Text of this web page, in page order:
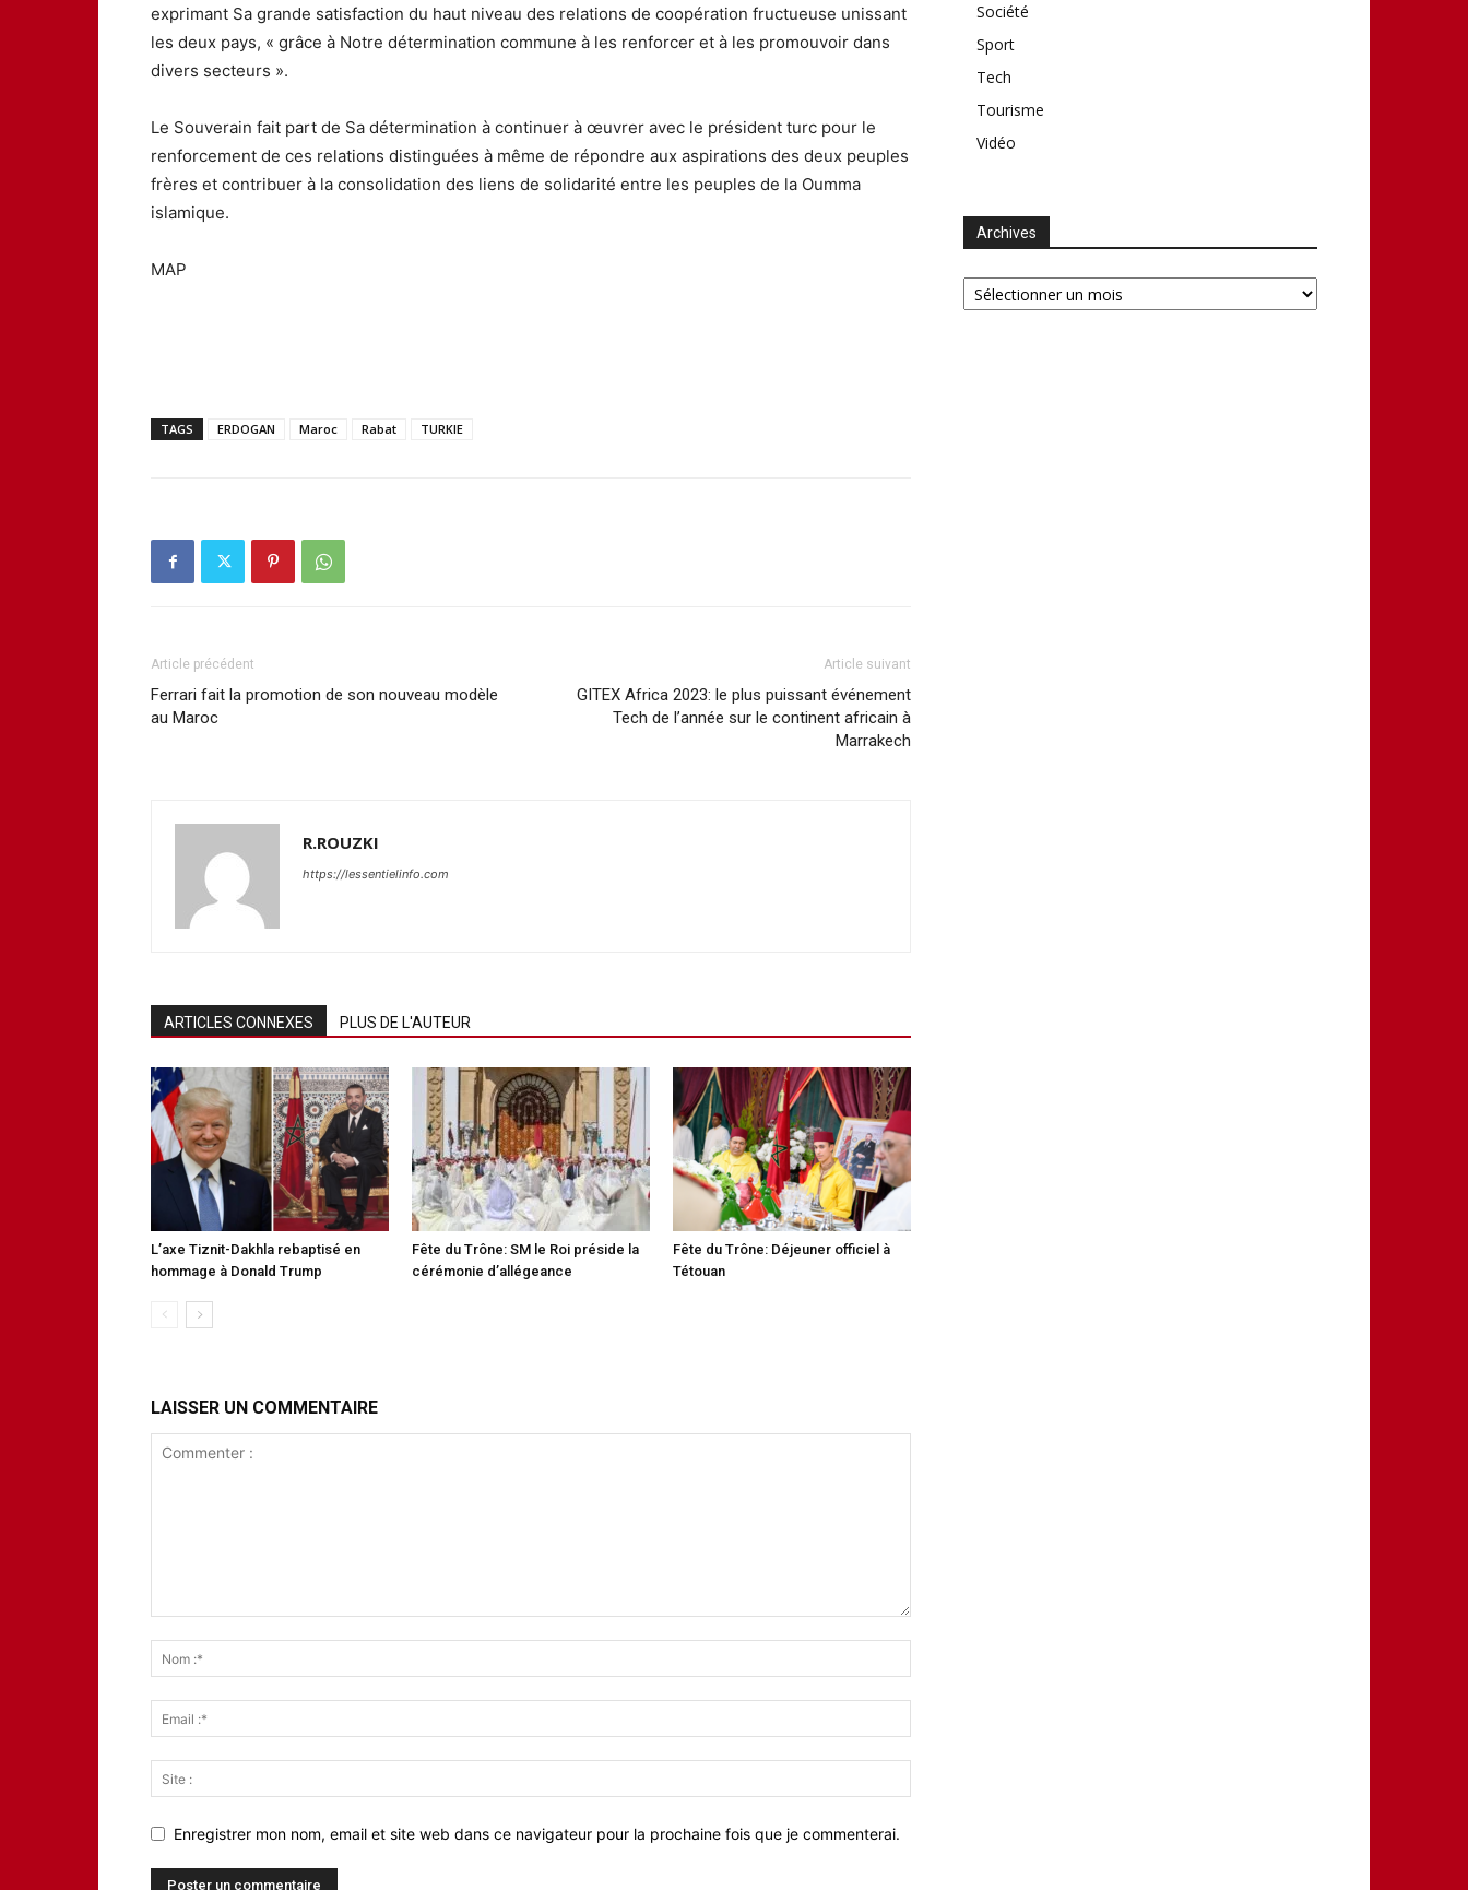
exprimant Sa grande satisfaction du haut niveau des relations de coopération fructueuse unissant
les deux pays, « grâce à Notre détermination commune à les renforcer et à les promouvoir dans
divers secteurs ».
Le Souverain fait part de Sa détermination à continuer à œuvrer avec le président turc pour le
renforcement de ces relations distinguées à même de répondre aux aspirations des deux peuples
frères et contribuer à la consolidation des liens de solidarité entre les peuples de la Oumma
islamique.
MAP
TAGS ERDOGAN Maroc Rabat TURKIE
Article précédent
Ferrari fait la promotion de son nouveau modèle
au Maroc
Article suivant
GITEX Africa 2023: le plus puissant événement
Tech de l’année sur le continent africain à
Marrakech
R.ROUZKI
https://lessentielinfo.com
ARTICLES CONNEXES PLUS DE L'AUTEUR
L’axe Tiznit-Dakhla rebaptisé en
hommage à Donald Trump
Fête du Trône: SM le Roi préside la
cérémonie d’allégeance
Fête du Trône: Déjeuner officiel à
Tétouan
LAISSER UN COMMENTAIRE
Enregistrer mon nom, email et site web dans ce navigateur pour la prochaine fois que je commenterai.
Société
Sport
Tech
Tourisme
Vidéo
Archives
Archives